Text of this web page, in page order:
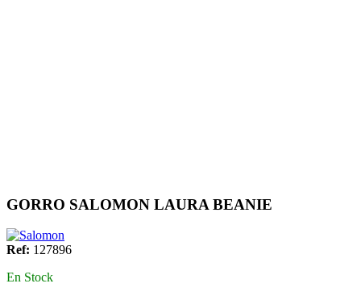
GORRO SALOMON LAURA BEANIE
Ref: 127896
En Stock